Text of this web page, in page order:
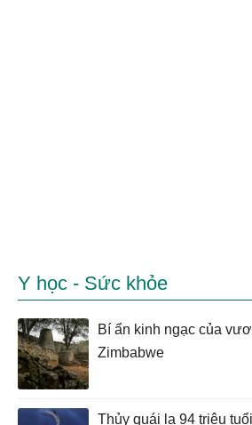
Y học - Sức khỏe
Bí ẩn kinh ngạc của
Zimbabwe
Thủy quái lạ 94 triệu